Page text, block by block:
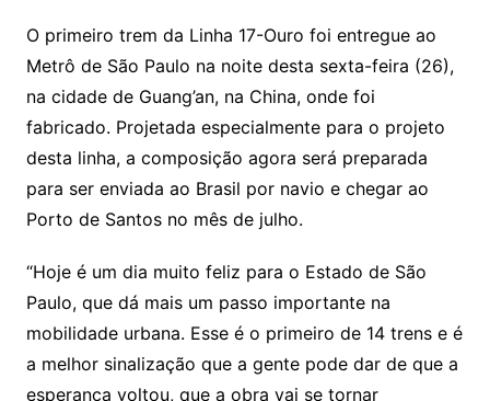
at
s
A
p
p
c
e
b
o
o
k
itt
er
ai
l
O primeiro trem da Linha 17-Ouro foi entregue ao
Metrô de São Paulo na noite desta sexta-feira (26),
na cidade de Guang’an, na China, onde foi
fabricado. Projetada especialmente para o projeto
desta linha, a composição agora será preparada
para ser enviada ao Brasil por navio e chegar ao
Porto de Santos no mês de julho.
“Hoje é um dia muito feliz para o Estado de São
Paulo, que dá mais um passo importante na
mobilidade urbana. Esse é o primeiro de 14 trens e é
a melhor sinalização que a gente pode dar de que a
esperança voltou, que a obra vai se tornar